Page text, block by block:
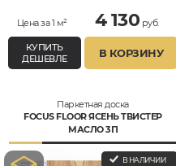
Цена за 1 м² 4 130 руб.
КУПИТЬ
ДЕШЕВЛЕ
В КОРЗИНУ
Паркетная доска
FOCUS FLOOR ЯСЕНЬ ТВИСТЕР
МАСЛО 3П
В НАЛИЧИИ